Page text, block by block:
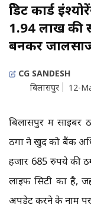
क्रेडिट कार्ड
1.94 लाख की
बनकर
CG SANDESH
बिलासपुर
12-
बिलासपुर में साइबर
ठगों ने खुद को बैंक
हजार 685 रुपये की
लाइफ सिटी का है,
अपडेट करने के नाम पर